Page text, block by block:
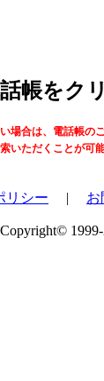
帳をク
場合は、電話帳の
いただくことが可能
リシー | お